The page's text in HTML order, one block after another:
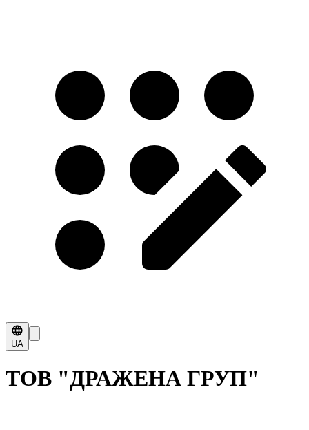
UA
ТОВ "ДРАЖЕНА ГРУП"